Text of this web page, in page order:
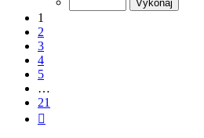
1
2
3
4
5
…
21